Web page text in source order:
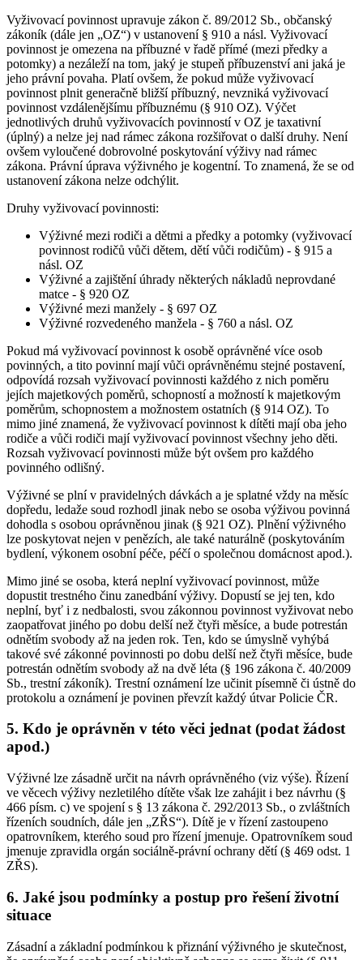
Vyživovací povinnost upravuje zákon č. 89/2012 Sb., občanský
zákoník (dále jen „OZ“) v ustanovení § 910 a násl. Vyživovací
povinnost je omezena na příbuzné v řadě přímé (mezi předky a
potomky) a nezáleží na tom, jaký je stupeň příbuzenství ani jaká je
jeho právní povaha. Platí ovšem, že pokud může vyživovací
povinnost plnit generačně bližší příbuzný, nevzniká vyživovací
povinnost vzdálenějšímu příbuznému (§ 910 OZ). Výčet
jednotlivých druhů vyživovacích povinností v OZ je taxativní
(úplný) a nelze jej nad rámec zákona rozšiřovat o další druhy. Není
ovšem vyloučené dobrovolné poskytování výživy nad rámec
zákona. Právní úprava výživného je kogentní. To znamená, že se od
ustanovení zákona nelze odchýlit.
Druhy vyživovací povinnosti:
Výživné mezi rodiči a dětmi a předky a potomky (vyživovací
povinnost rodičů vůči dětem, dětí vůči rodičům) - § 915 a
násl. OZ
Výživné a zajištění úhrady některých nákladů neprovdané
matce - § 920 OZ
Výživné mezi manžely - § 697 OZ
Výživné rozvedeného manžela - § 760 a násl. OZ
Pokud má vyživovací povinnost k osobě oprávněné více osob
povinných, a tito povinní mají vůči oprávněnému stejné postavení,
odpovídá rozsah vyživovací povinnosti každého z nich poměru
jejích majetkových poměrů, schopností a možností k majetkovým
poměrům, schopnostem a možnostem ostatních (§ 914 OZ). To
mimo jiné znamená, že vyživovací povinnost k dítěti mají oba jeho
rodiče a vůči rodiči mají vyživovací povinnost všechny jeho děti.
Rozsah vyživovací povinnosti může být ovšem pro každého
povinného odlišný.
Výživné se plní v pravidelných dávkách a je splatné vždy na měsíc
dopředu, ledaže soud rozhodl jinak nebo se osoba výživou povinná
dohodla s osobou oprávněnou jinak (§ 921 OZ). Plnění výživného
lze poskytovat nejen v penězích, ale také naturálně (poskytováním
bydlení, výkonem osobní péče, péčí o společnou domácnost apod.).
Mimo jiné se osoba, která neplní vyživovací povinnost, může
dopustit trestného činu zanedbání výživy. Dopustí se jej ten, kdo
neplní, byť i z nedbalosti, svou zákonnou povinnost vyživovat nebo
zaopatřovat jiného po dobu delší než čtyři měsíce, a bude potrestán
odnětím svobody až na jeden rok. Ten, kdo se úmyslně vyhýbá
takové své zákonné povinnosti po dobu delší než čtyři měsíce, bude
potrestán odnětím svobody až na dvě léta (§ 196 zákona č. 40/2009
Sb., trestní zákoník). Trestní oznámení lze učinit písemně či ústně do
protokolu a oznámení je povinen převzít každý útvar Policie ČR.
5. Kdo je oprávněn v této věci jednat (podat žádost
apod.)
Výživné lze zásadně určit na návrh oprávněného (viz výše). Řízení
ve věcech výživy nezletilého dítěte však lze zahájit i bez návrhu (§
466 písm. c) ve spojení s § 13 zákona č. 292/2013 Sb., o zvláštních
řízeních soudních, dále jen „ZŘS“). Dítě je v řízení zastoupeno
opatrovníkem, kterého soud pro řízení jmenuje. Opatrovníkem soud
jmenuje zpravidla orgán sociálně-právní ochrany dětí (§ 469 odst. 1
ZŘS).
6. Jaké jsou podmínky a postup pro řešení životní
situace
Zásadní a základní podmínkou k přiznání výživného je skutečnost,